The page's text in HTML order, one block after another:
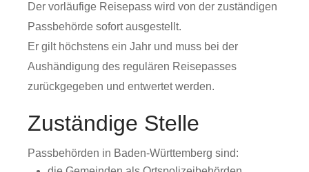
Der vorläufige Reisepass wird von der zuständigen
Passbehörde sofort ausgestellt.
Er gilt höchstens ein Jahr und muss bei der
Aushändigung des regulären Reisepasses
zurückgegeben und entwertet werden.
Zuständige Stelle
Passbehörden in Baden-Württemberg sind: